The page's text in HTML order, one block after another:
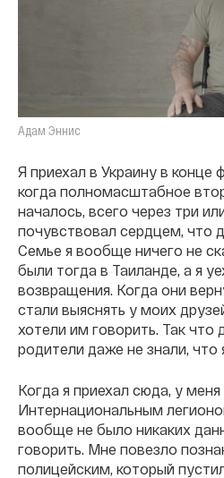
Адам Эннис
Я приехал в Украину в конце
когда полномасштабное
началось, всего через три
почувствовал сердцем, что
Семье я вообще ничего не
были тогда в Таиланде, а я
возвращения. Когда они
стали выяснять у моих
хотели им говорить. Так что
родители даже не знали, что
Когда я приехал сюда, у
Интернациональным
вообще не было никаких
говорить. Мне повезло
полицейским, который